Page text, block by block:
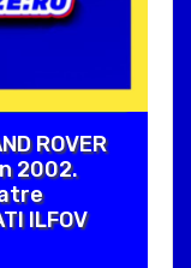
ROVER
2002.
ILFOV